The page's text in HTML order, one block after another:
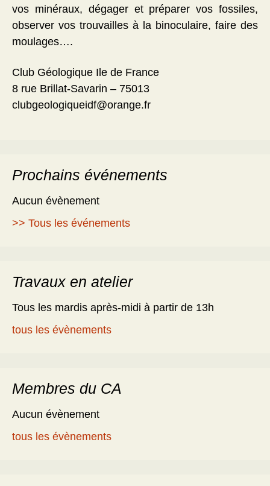
vos minéraux, dégager et préparer vos fossiles,
observer vos trouvailles à la binoculaire, faire des
moulages….
Club Géologique Ile de France
8 rue Brillat-Savarin – 75013
clubgeologiqueidf@orange.fr
Prochains événements
Aucun évènement
>> Tous les événements
Travaux en atelier
Tous les mardis après-midi à partir de 13h
tous les évènements
Membres du CA
Aucun évènement
tous les évènements